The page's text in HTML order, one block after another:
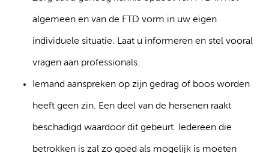
algemeen en van de FTD vorm in uw eigen
individuele situatie. Laat u informeren en stel vooral
vragen aan professionals.
Iemand aanspreken op zijn gedrag of boos worden
heeft geen zin. Een deel van de hersenen raakt
beschadigd waardoor dit gebeurt. Iedereen die
betrokken is zal zo goed als mogelijk is moeten